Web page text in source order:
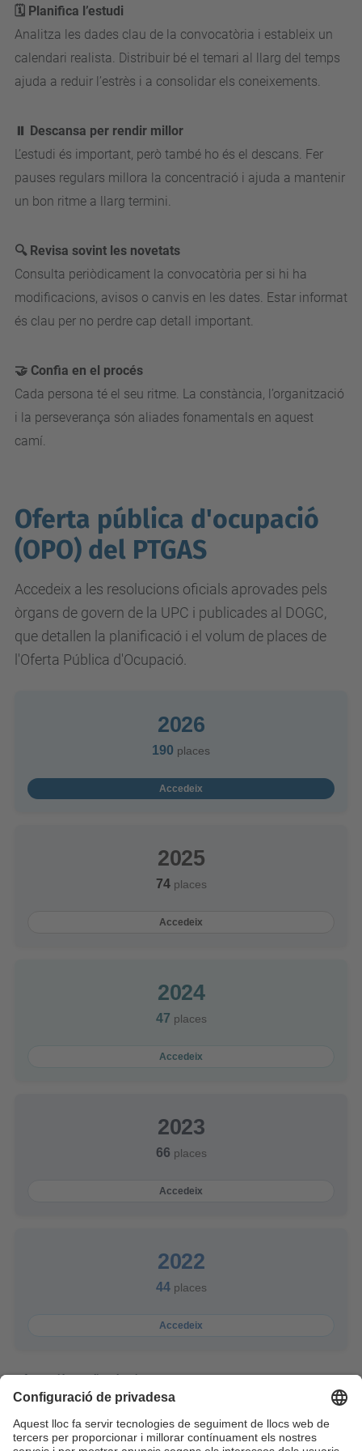
🗓️ Planifica l’estudi
Analitza les dades clau de la convocatòria i estableix un
calendari realista. Distribuir bé el temari al llarg del temps
ajuda a reduir l’estrès i a consolidar els coneixements.
⏸️ Descansa per rendir millor
L’estudi és important, però també ho és el descans. Fer
pauses regulars millora la concentració i ajuda a mantenir
un bon ritme a llarg termini.
🔍 Revisa sovint les novetats
Consulta periòdicament la convocatòria per si hi ha
modificacions, avisos o canvis en les dates. Estar informat
és clau per no perdre cap detall important.
🤝 Confia en el procés
Cada persona té el seu ritme. La constància, l’organització
i la perseverança són aliades fonamentals en aquest
camí.
Oferta pública d'ocupació
(OPO) del PTGAS
Accedeix a les resolucions oficials aprovades pels
òrgans de govern de la UPC i publicades al DOGC,
que detallen la planificació i el volum de places de
l'Oferta Pública d'Ocupació.
2026
190 places
Accedeix
2025
74places
Accedeix
2024
47 places
Accedeix
2023
66 places
Accedeix
2022
44places
Accedeix
Informació actualitzada a juny 2026.